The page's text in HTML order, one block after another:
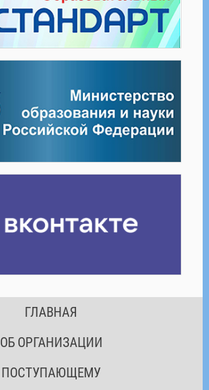
ГЛАВНАЯ
ОБ ОРГАНИЗАЦИИ
ПОСТУПАЮЩЕМУ